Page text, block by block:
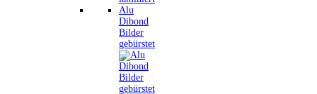
Alu
Dibond
Bilder
gebürstet